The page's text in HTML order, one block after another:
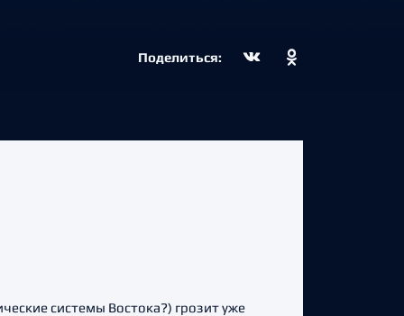
Поделиться:
системы Востока?) грозит уже